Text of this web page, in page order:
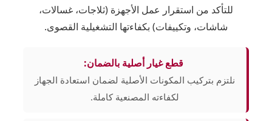
للتأكد من استقرار عمل الأجهزة (ثلاجات، غسالات،
شاشات، وتكييفات) بكفاءتها التشغيلية القصوى.
قطع غيار أصلية بالضمان:
نلتزم بتركيب المكونات الأصلية لضمان استعادة الجهاز
لكفاءته المصنعية كاملة.